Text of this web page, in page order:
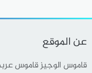
عن الموقع
قاموس الوجيز قاموس